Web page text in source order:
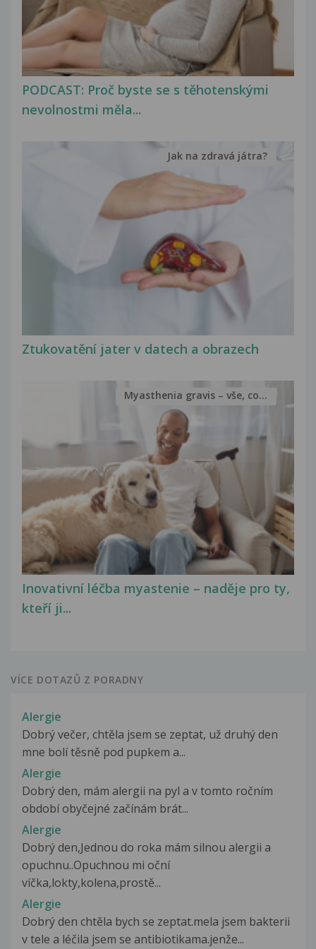
PODCAST: Proč byste se s těhotenskými
nevolnostmi měla...
Ztukovatění jater v datech a obrazech
Jak na zdravá játra?
Inovativní léčba myastenie – naděje pro ty,
kteří ji...
Myasthenia gravis – vše, co...
VÍCE DOTAZŮ Z PORADNY
Alergie
Dobrý večer, chtěla jsem se zeptat, už druhý den
mne bolí těsně pod pupkem a...
Alergie
Dobrý den, mám alergii na pyl a v tomto ročním
období obyčejné začínám brát...
Alergie
Dobrý den,Jednou do roka mám silnou alergii a
opuchnu..Opuchnou mi oční
víčka,lokty,kolena,prostě...
Alergie
Dobrý den chtěla bych se zeptat.mela jsem bakterii
v tele a léčila jsem se antibiotikama.jenže...